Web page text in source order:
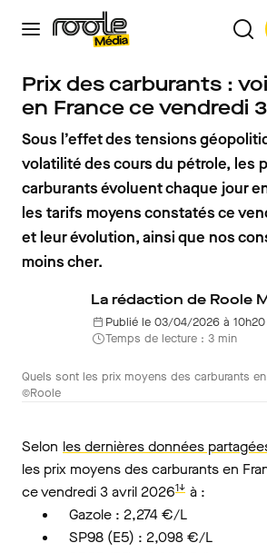
Prix des carburants :
en France ce vendredi
Sous l’effet des tensions
volatilité des cours du pétrole, les
carburants évoluent chaque jour
les tarifs moyens constatés ce
et leur évolution, ainsi que nos
moins cher.
La rédaction de Roole
Publié le 03/04/2026 à 10h20
Temps de lecture : 3 min
Quels sont les prix moyens des carburants
©Roole
Selon les dernières données
les prix moyens des carburants en
ce vendredi 3 avril 20261↓ à :
Gazole : 2,274 €/L
SP98 (E5) : 2,098 €/L